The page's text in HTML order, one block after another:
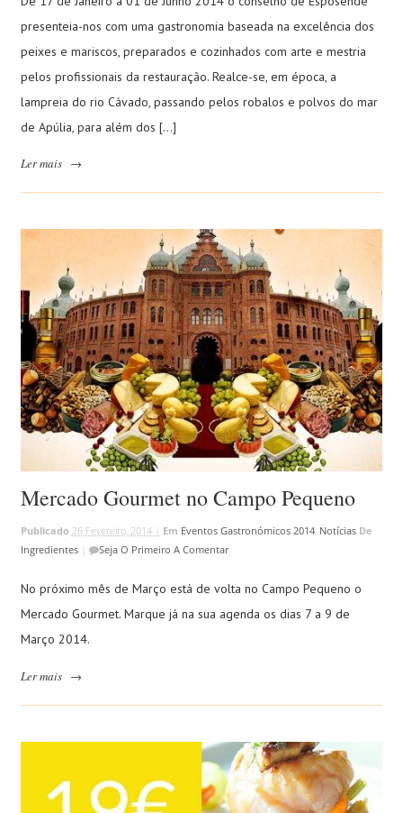
presenteia-nos com uma gastronomia baseada na excelência dos
peixes e mariscos, preparados e cozinhados com arte e mestria
pelos profissionais da restauração. Realce-se, em época, a
lampreia do rio Cávado, passando pelos robalos e polvos do mar
de Apúlia, para além dos […]
Ler mais →
Mercado Gourmet no Campo Pequeno
Publicado 26 Fevereiro, 2014 | Em Eventos Gastronómicos 2014, Notícias De
Ingredientes| Seja O Primeiro A Comentar
No próximo mês de Março está de volta no Campo Pequeno o
Mercado Gourmet. Marque já na sua agenda os dias 7 a 9 de
Março 2014.
Ler mais →